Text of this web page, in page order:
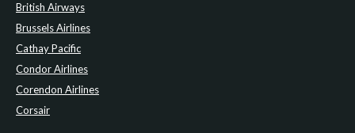
British Airways
Brussels Airlines
Cathay Pacific
Condor Airlines
Corendon Airlines
Corsair